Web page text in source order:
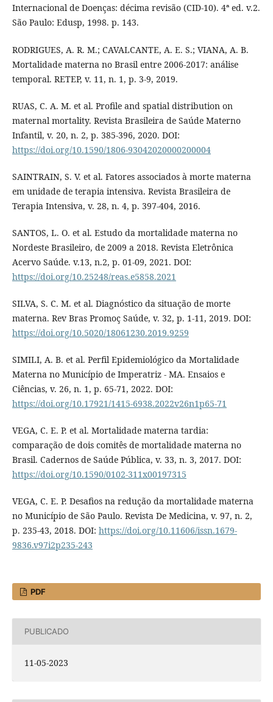
Internacional de Doenças: décima revisão (CID‐10). 4ª ed. v.2.
São Paulo: Edusp, 1998. p. 143.
RODRIGUES, A. R. M.; CAVALCANTE, A. E. S.; VIANA, A. B.
Mortalidade materna no Brasil entre 2006-2017: análise
temporal. RETEP, v. 11, n. 1, p. 3-9, 2019.
RUAS, C. A. M. et al. Profile and spatial distribution on
maternal mortality. Revista Brasileira de Saúde Materno
Infantil, v. 20, n. 2, p. 385-396, 2020. DOI:
https://doi.org/10.1590/1806-93042020000200004
SAINTRAIN, S. V. et al. Fatores associados à morte materna
em unidade de terapia intensiva. Revista Brasileira de
Terapia Intensiva, v. 28, n. 4, p. 397-404, 2016.
SANTOS, L. O. et al. Estudo da mortalidade materna no
Nordeste Brasileiro, de 2009 a 2018. Revista Eletrônica
Acervo Saúde. v.13, n.2, p. 01-09, 2021. DOI:
https://doi.org/10.25248/reas.e5858.2021
SILVA, S. C. M. et al. Diagnóstico da situação de morte
materna. Rev Bras Promoç Saúde, v. 32, p. 1-11, 2019. DOI:
https://doi.org/10.5020/18061230.2019.9259
SIMILI, A. B. et al. Perfil Epidemiológico da Mortalidade
Materna no Município de Imperatriz - MA. Ensaios e
Ciências, v. 26, n. 1, p. 65-71, 2022. DOI:
https://doi.org/10.17921/1415-6938.2022v26n1p65-71
VEGA, C. E. P. et al. Mortalidade materna tardia:
comparação de dois comitês de mortalidade materna no
Brasil. Cadernos de Saúde Pública, v. 33, n. 3, 2017. DOI:
https://doi.org/10.1590/0102-311x00197315
VEGA, C. E. P. Desafios na redução da mortalidade materna
no Município de São Paulo. Revista De Medicina, v. 97, n. 2,
p. 235-43, 2018. DOI: https://doi.org/10.11606/issn.1679-
9836.v97i2p235-243
PDF
PUBLICADO
11-05-2023